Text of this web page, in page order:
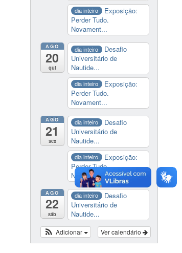
dia inteiro
Exposição:
Perder Tudo.
Novament...
AGO
20
qui
dia inteiro
Desafio
Universitário de
Nautide...
dia inteiro
Exposição:
Perder Tudo.
Novament...
AGO
21
sex
dia inteiro
Desafio
Universitário de
Nautide...
dia inteiro
Exposição:
Perder Tudo.
Novament...
AGO
22
sáb
dia inteiro
Desafio
Universitário de
Nautide...
Ver calendário
Adicionar